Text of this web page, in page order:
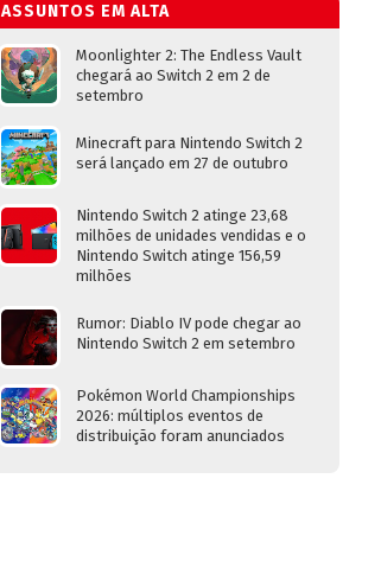
ASSUNTOS EM ALTA
Moonlighter 2: The Endless Vault
chegará ao Switch 2 em 2 de
setembro
Minecraft para Nintendo Switch 2
será lançado em 27 de outubro
Nintendo Switch 2 atinge 23,68
milhões de unidades vendidas e o
Nintendo Switch atinge 156,59
milhões
Rumor: Diablo IV pode chegar ao
Nintendo Switch 2 em setembro
Pokémon World Championships
2026: múltiplos eventos de
distribuição foram anunciados